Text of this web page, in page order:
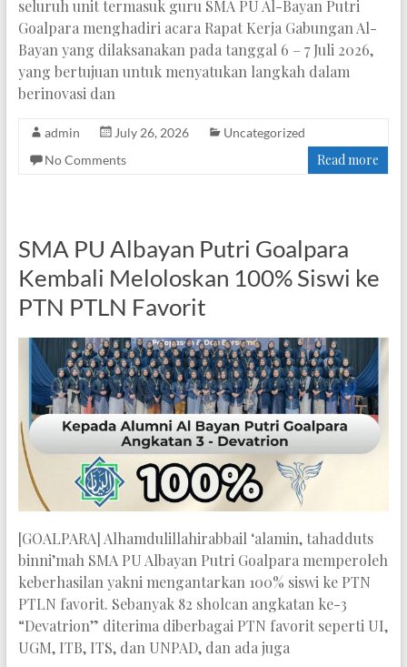
seluruh unit termasuk guru SMA PU Al-Bayan Putri
Goalpara menghadiri acara Rapat Kerja Gabungan Al-
Bayan yang dilaksanakan pada tanggal 6 – 7 Juli 2026,
yang bertujuan untuk menyatukan langkah dalam
berinovasi dan
admin July 26, 2026
Uncategorized
No Comments
Read more
SMA PU Albayan Putri Goalpara
Kembali Meloloskan 100% Siswi ke
PTN PTLN Favorit
[GOALPARA] Alhamdulillahirabbail ‘alamin, tahadduts
binni’mah SMA PU Albayan Putri Goalpara memperoleh
keberhasilan yakni mengantarkan 100% siswi ke PTN
PTLN favorit. Sebanyak 82 sholcan angkatan ke-3
“Devatrion” diterima diberbagai PTN favorit seperti UI,
UGM, ITB, ITS, dan UNPAD, dan ada juga